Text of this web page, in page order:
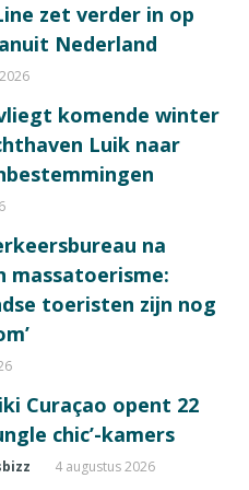
zet verder in op
Nederland
komende winter
Luik naar
na
massatoerisme:
toeristen zijn nog
Curaçao opent 22
chic’-kamers
4 augustus 2026